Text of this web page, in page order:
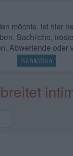
möchte, ist hier
Sachliche,
Abwertende
Schließen